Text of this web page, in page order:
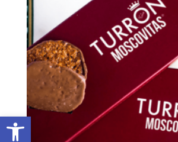
Ouvrir la barre d’outils
ancien